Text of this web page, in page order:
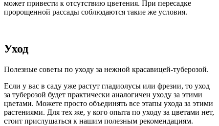
может привести к отсутствию цветения. При пересадке
пророщенной рассады соблюдаются такие же условия.
Уход
Полезные советы по уходу за нежной красавицей-туберозой.
Если у вас в саду уже растут гладиолусы или фрезии, то уход
за туберозой будет практически аналогичен уходу за этими
цветами. Можете просто объединять все этапы ухода за этими
растениями. Для тех же, у кого опыта по уходу за цветами нет,
стоит прислушаться к нашим полезным рекомендациям.